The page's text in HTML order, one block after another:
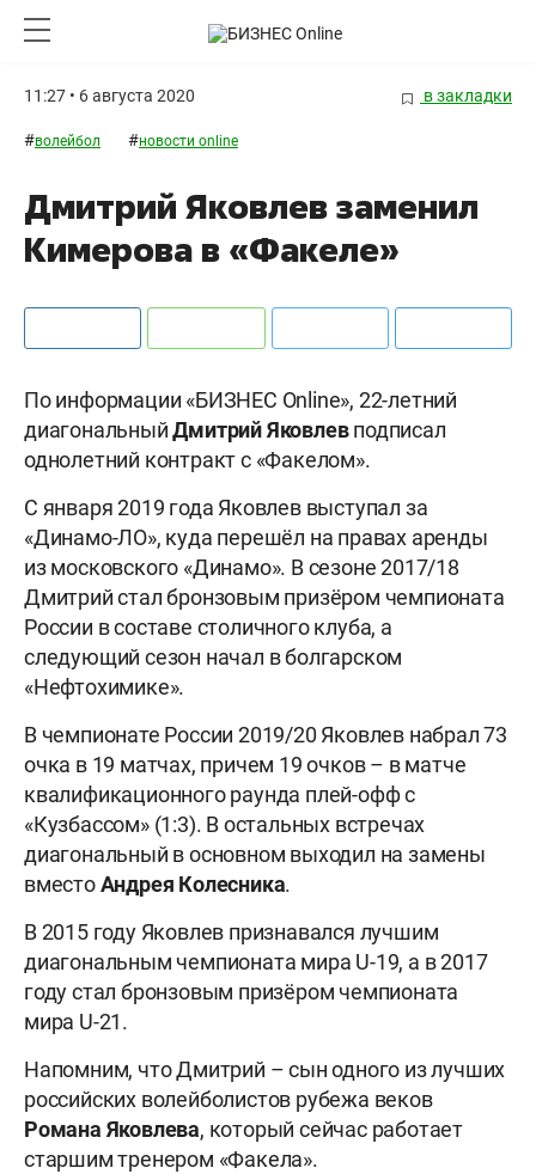
11:27 • 6 августа 2020 в закладки
#волейбол #новости online
Дмитрий Яковлев заменил
Кимерова в «Факеле»
По информации «БИЗНЕС Online», 22-летний
диагональныйДмитрий Яковлевподписал
однолетний контракт с «Факелом».
С января 2019 года Яковлев выступал за
«Динамо-ЛО», куда перешёл на правах аренды
из московского «Динамо». В сезоне 2017/18
Дмитрий стал бронзовым призёром чемпионата
России в составе столичного клуба, а
следующий сезон начал в болгарском
«Нефтохимике».
В чемпионате России 2019/20 Яковлев набрал 73
очка в 19 матчах, причем 19 очков – в матче
квалификационного раунда плей-офф с
«Кузбассом» (1:3). В остальных встречах
диагональный в основном выходил на замены
вместоАндрея Колесника.
В 2015 году Яковлев признавался лучшим
диагональным чемпионата мира U-19, а в 2017
году стал бронзовым призёром чемпионата
мира U-21.
Напомним, что Дмитрий – сын одного из лучших
российских волейболистов рубежа веков
Романа Яковлева, который сейчас работает
старшим тренером «Факела».